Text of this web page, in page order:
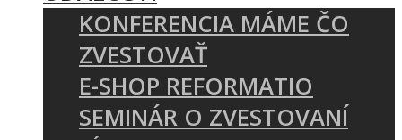
KONFERENCIA MÁME ČO
ZVESTOVAŤ
E-SHOP REFORMATIO
SEMINÁR O ZVESTOVANÍ